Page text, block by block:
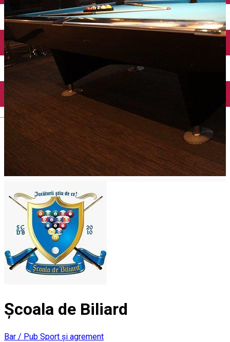
English
Închirieri auto
Închirieri biciclete
Taxi
Încărcare vehicule electrice
Școala de Biliard
Bar / Pub Sport și agrement